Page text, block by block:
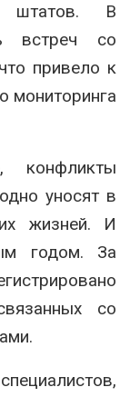
штатов. В
встреч со
привело к
мониторинга
конфликты
уносят в
жизней. И
годом. За
со